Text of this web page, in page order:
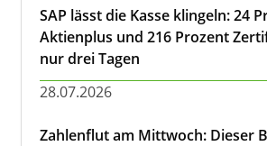
SAP lässt die Kasse klingeln: 24
Aktienplus und 216 Prozent
nur drei Tagen
28.07.2026
Zahlenflut am Mittwoch: Dieser